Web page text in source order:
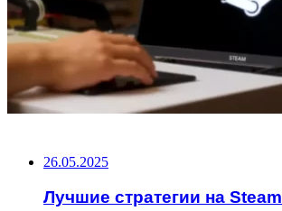
26.05.2025
Лучшие стратегии на Steam